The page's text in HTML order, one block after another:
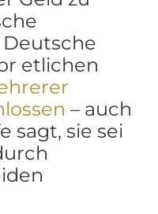
etlichen
– auch
sagt, sie sei